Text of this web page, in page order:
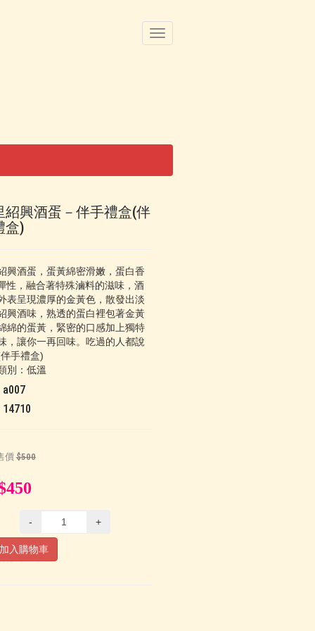
導
覽
紹興酒蛋－伴手禮盒(伴
盒)
興酒蛋，蛋黃綿密滑嫩，蛋白香
性，融合著特殊滷料的滋味，酒
表呈現濃厚的金黃色，散發出淡
興酒味，熟透的蛋白裡包著金黃
綿的蛋黃，緊密的口感加上獨特
，讓你一再回味。吃過的人都說
手禮盒)
別： 低溫
a007
14710
價 $500
- +
入購物車